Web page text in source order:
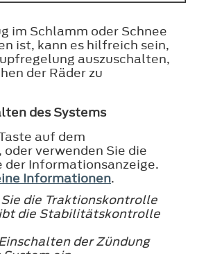
im Schlamm oder Schnee
ist, kann es hilfreich sein,
auszuschalten,
der Räder zu
des Systems
auf dem
verwenden Sie die
der Informationsanzeige.
Informationen.
Sie die Traktionskontrolle
die Stabilitätskontrolle
der Zündung